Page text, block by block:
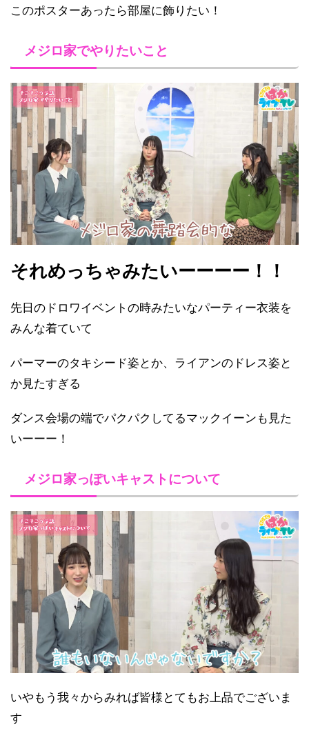
このポスターあったら部屋に飾りたい！
メジロ家でやりたいこと
それめっちゃみたいーーーー！！
先日のドロワイベントの時みたいなパーティー衣装を
みんな着ていて
パーマーのタキシード姿とか、ライアンのドレス姿と
か見たすぎる
ダンス会場の端でパクパクしてるマックイーンも見た
いーーー！
メジロ家っぽいキャストについて
いやもう我々からみれば皆様とてもお上品でございま
す